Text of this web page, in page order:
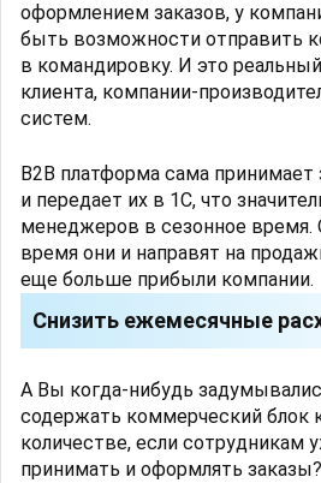
оформлением заказов, у
быть возможности отправить
в командировку. И это
клиента, компании-
систем.
B2B платформа сама принимает
и передает их в 1С, что
менеджеров в сезонное
время они и направят на
еще больше прибыли компании.
Снизить ежемесячные
А Вы когда-нибудь
содержать коммерческий блок
количестве, если сотрудникам
принимать и оформлять